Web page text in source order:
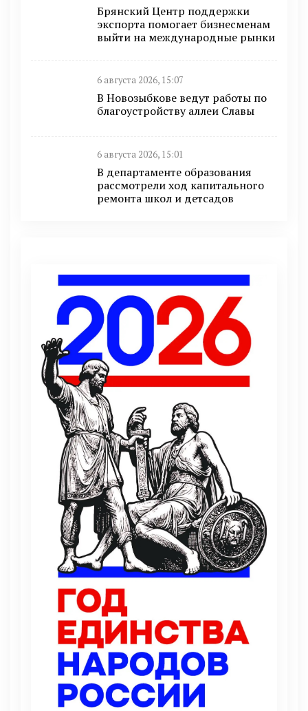
Брянский Центр поддержки
экспорта помогает бизнесменам
выйти на международные рынки
6 августа 2026, 15:07
В Новозыбкове ведут работы по
благоустройству аллеи Славы
6 августа 2026, 15:01
В департаменте образования
рассмотрели ход капитального
ремонта школ и детсадов